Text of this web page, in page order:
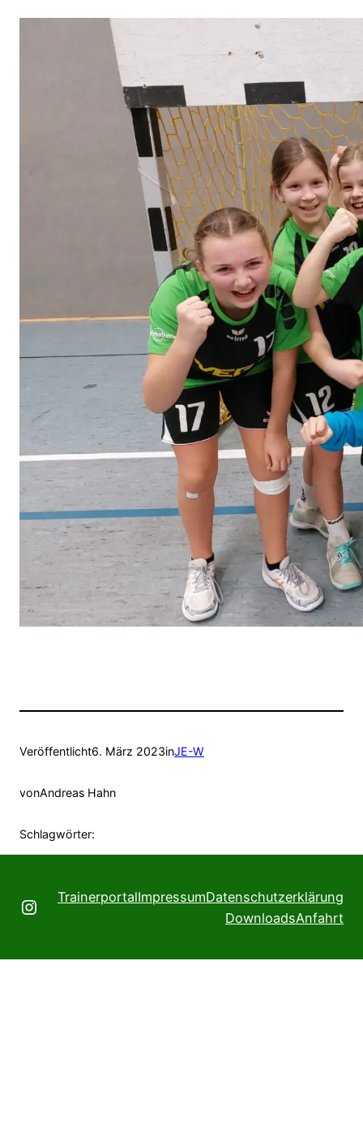
Veröffentlicht6. März 2023inJE-W
vonAndreas Hahn
Schlagwörter:
Instagram
TrainerportalImpressumDatenschutzerklärung
DownloadsAnfahrt